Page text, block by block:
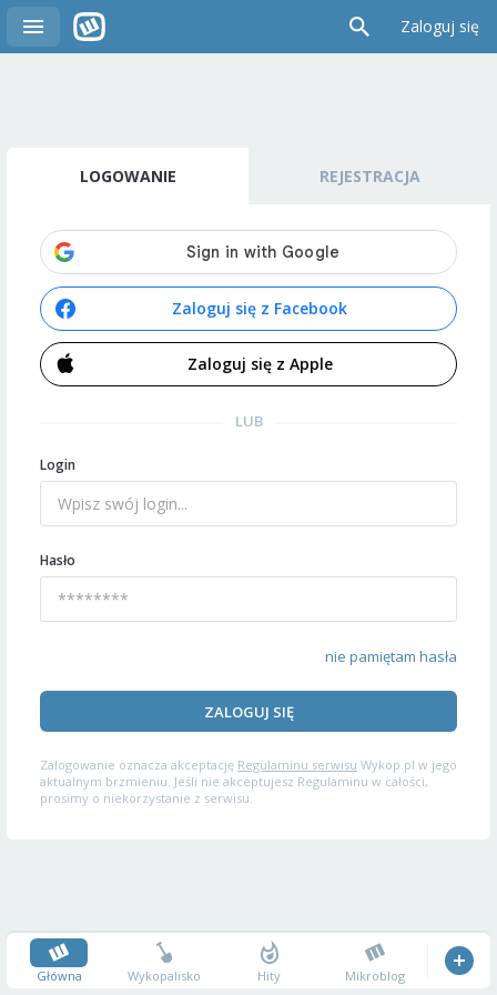
Zaloguj się
LOGOWANIE REJESTRACJA
Zaloguj się z Facebook
Zaloguj się z Apple
LUB
Login
Hasło
nie pamiętam hasła
ZALOGUJ SIĘ
Zalogowanie oznacza akceptację Regulaminu serwisu Wykop.pl w jego
aktualnym brzmieniu. Jeśli nie akceptujesz Regulaminu w całości,
prosimy o niekorzystanie z serwisu.
Główna Wykopalisko Hity Mikroblog